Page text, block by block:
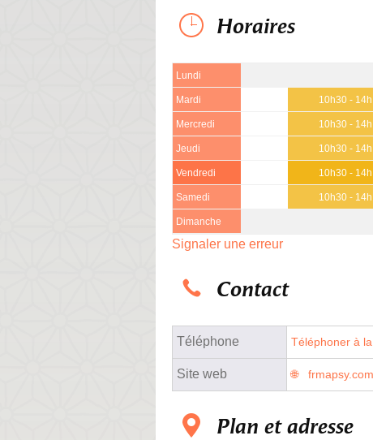
Horaires
Lundi
Mardi 10h30 - 14h
Mercredi 10h30 - 14h
Jeudi 10h30 - 14h
Vendredi 10h30 - 14h
Samedi 10h30 - 14h
Dimanche
Signaler une erreur
Contact
Téléphone Téléphoner à
Site web
Plan et adresse